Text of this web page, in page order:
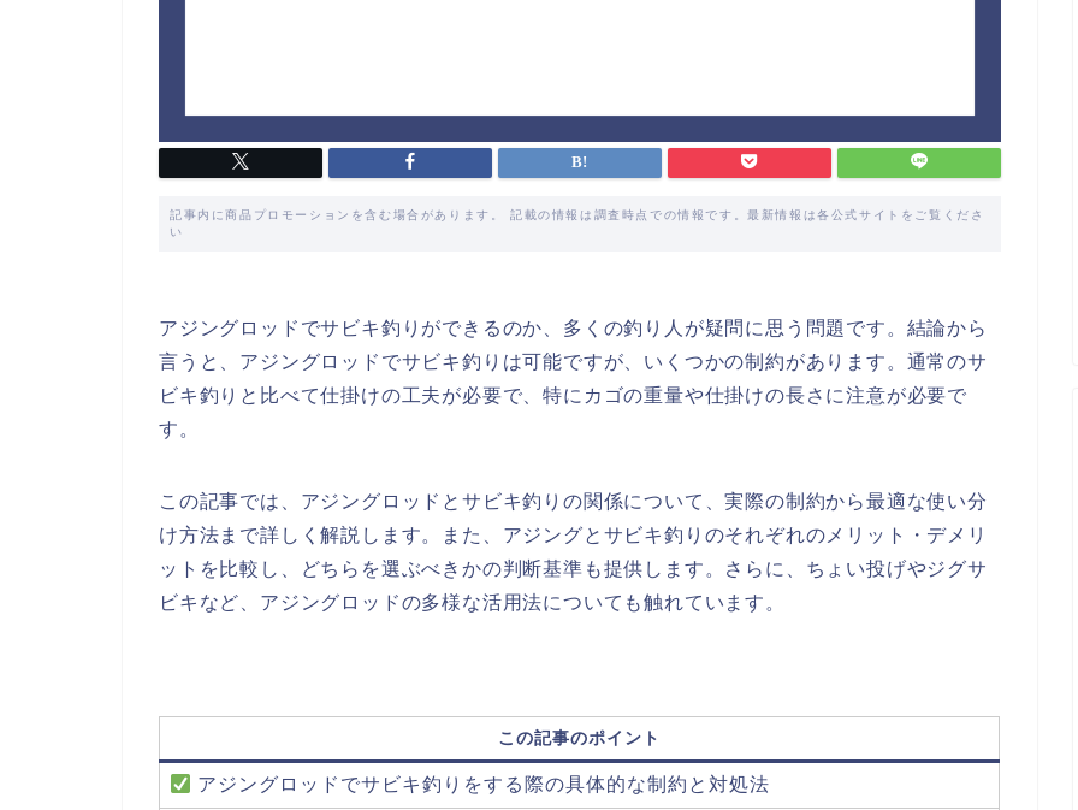
記事内に商品プロモーションを含む場合があります。 記載の情報は調査時点での情報です。最新情報は各公式サイトをご覧くださ
い
アジングロッドでサビキ釣りができるのか、多くの釣り人が疑問に思う問題です。結論から
言うと、アジングロッドでサビキ釣りは可能ですが、いくつかの制約があります。通常のサ
ビキ釣りと比べて仕掛けの工夫が必要で、特にカゴの重量や仕掛けの長さに注意が必要で
す。
この記事では、アジングロッドとサビキ釣りの関係について、実際の制約から最適な使い分
け方法まで詳しく解説します。また、アジングとサビキ釣りのそれぞれのメリット・デメリ
ットを比較し、どちらを選ぶべきかの判断基準も提供します。さらに、ちょい投げやジグサ
ビキなど、アジングロッドの多様な活用法についても触れています。
この記事のポイント
アジングロッドでサビキ釣りをする際の具体的な制約と対処法